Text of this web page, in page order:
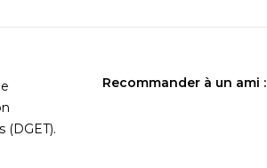
(DGET).
Recommander à un ami :